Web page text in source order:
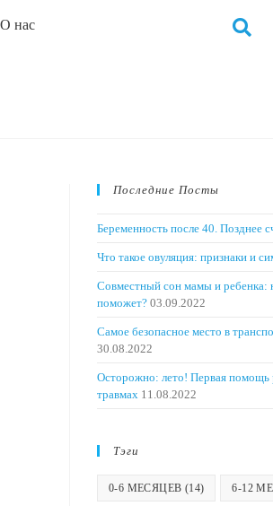
О нас
Последние Посты
Беременность после 40. Позднее
Что такое овуляция: признаки и
Совместный сон мамы и ребенка:
поможет? 03.09.2022
Самое безопасное место в
30.08.2022
Осторожно: лето! Первая помощь
травмах 11.08.2022
Тэги
0-6 МЕСЯЦЕВ (14) 6-12